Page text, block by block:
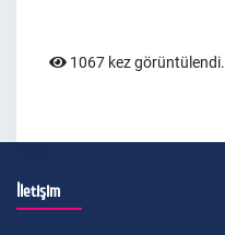
1067 kez görüntülendi.
İletişim